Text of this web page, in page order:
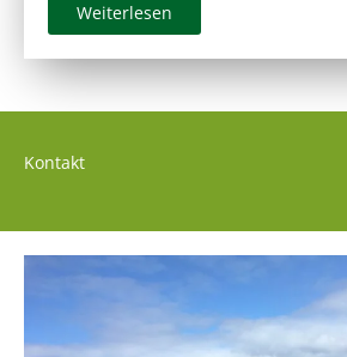
Weiterlesen
Kontakt